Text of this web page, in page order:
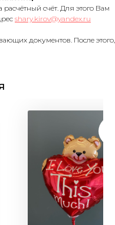
счёт. Для этого Вам
shary.kirov@yandex.ru
документов. После этого,